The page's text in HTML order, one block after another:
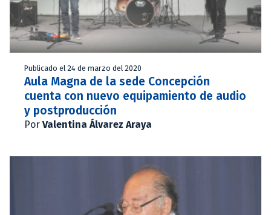
Publicado el 24 de marzo del 2020
Aula Magna de la sede Concepción
cuenta con nuevo equipamiento de audio
y postproducción
Por Valentina Álvarez Araya